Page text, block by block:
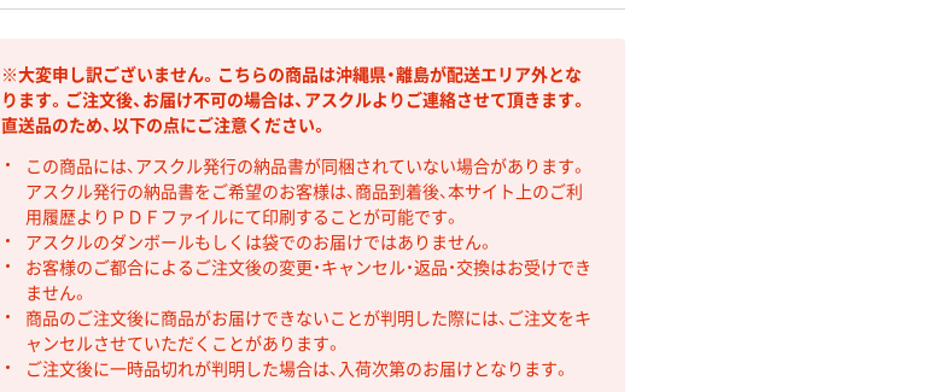
※大変申し訳ございません。こちらの商品は沖縄県・離島が配送エリア外とな
ります。ご注文後、お届け不可の場合は、アスクルよりご連絡させて頂きます。
直送品のため、以下の点にご注意ください。
この商品には、アスクル発行の納品書が同梱されていない場合があります。
アスクル発行の納品書をご希望のお客様は、商品到着後、本サイト上のご利
用履歴よりＰＤＦファイルにて印刷することが可能です。
アスクルのダンボールもしくは袋でのお届けではありません。
お客様のご都合によるご注文後の変更・キャンセル・返品・交換はお受けでき
ません。
商品のご注文後に商品がお届けできないことが判明した際には、ご注文をキ
ャンセルさせていただくことがあります。
ご注文後に一時品切れが判明した場合は、入荷次第のお届けとなります。